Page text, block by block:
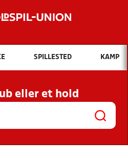
Hvad vil du søge efter?
INDHOLD OG NYHEDER
KLUBBER OG
HOLD
SPILLESTED KAMP
eller et hold